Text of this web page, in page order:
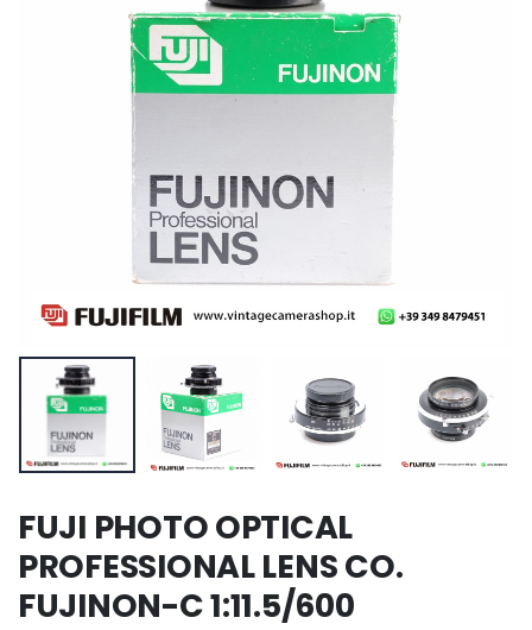
FUJI PHOTO OPTICAL
PROFESSIONAL LENS CO.
FUJINON-C 1:11.5/600